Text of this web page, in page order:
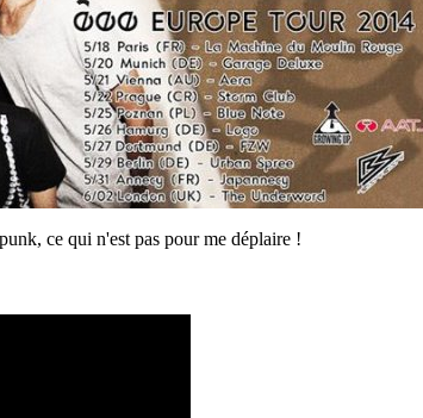
ce qui n'est pas pour me déplaire !